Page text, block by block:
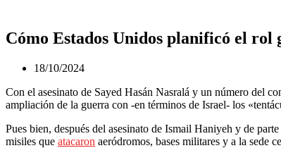
Cómo Estados Unidos planificó el rol
18/10/2024
Con el asesinato de Sayed Hasán Nasralá y un número del
ampliación de la guerra con -en términos de Israel- los
Pues bien, después del asesinato de Ismail Haniyeh y de
misiles que atacaron aeródromos, bases militares y a la sede